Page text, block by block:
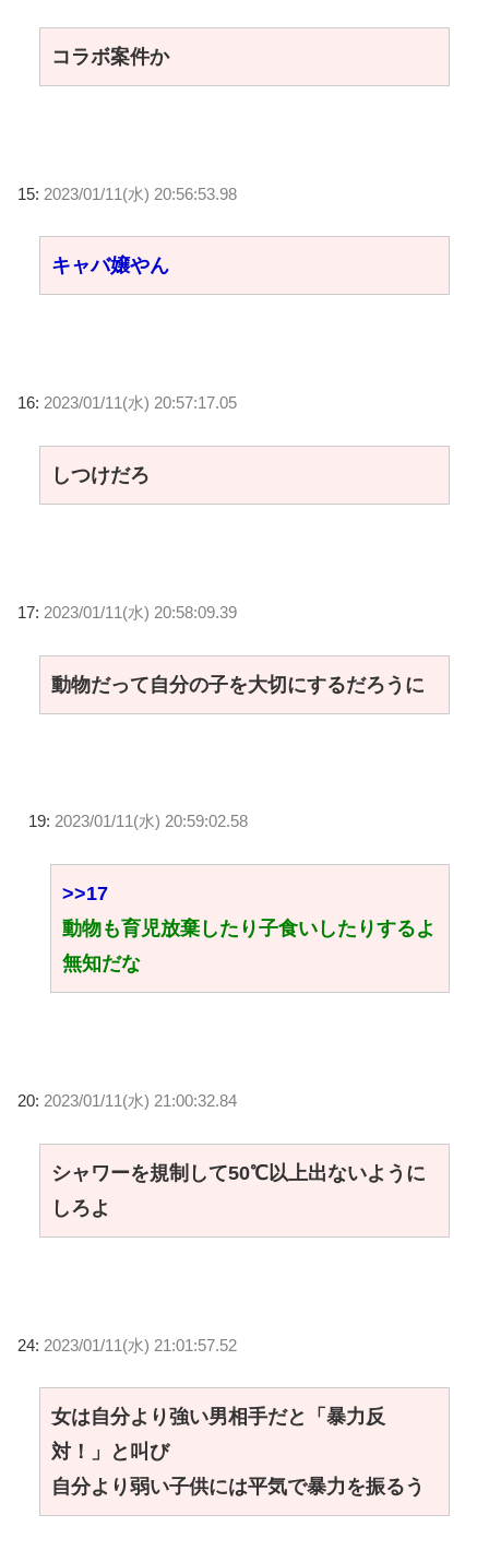
コラボ案件か
15: 2023/01/11(水) 20:56:53.98
キャバ嬢やん
16: 2023/01/11(水) 20:57:17.05
しつけだろ
17: 2023/01/11(水) 20:58:09.39
動物だって自分の子を大切にするだろうに
19: 2023/01/11(水) 20:59:02.58
>>17
動物も育児放棄したり子食いしたりするよ
無知だな
20: 2023/01/11(水) 21:00:32.84
シャワーを規制して50℃以上出ないように
しろよ
24: 2023/01/11(水) 21:01:57.52
女は自分より強い男相手だと「暴力反
対！」と叫び
自分より弱い子供には平気で暴力を振るう